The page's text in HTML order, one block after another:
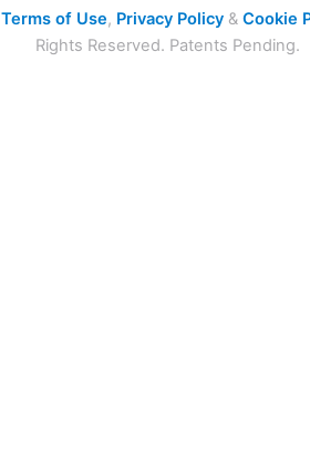
Terms of Use, Privacy Policy& Cookie
Rights Reserved. Patents Pending.